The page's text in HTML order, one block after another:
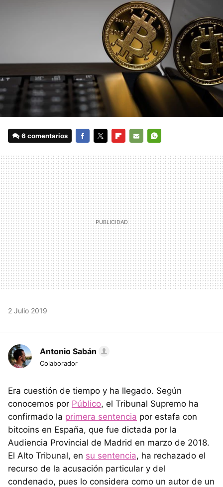
6 comentarios
MAIL
2 Julio 2019
Antonio Sabán
Colaborador
Era cuestión de tiempo y ha llegado. Según
conocemos por Público, el Tribunal Supremo ha
confirmado la primera sentencia por estafa con
bitcoins en España, que fue dictada por la
Audiencia Provincial de Madrid en marzo de 2018.
El Alto Tribunal, en su sentencia, ha rechazado el
recurso de la acusación particular y del
condenado, pues lo considera como un autor de un